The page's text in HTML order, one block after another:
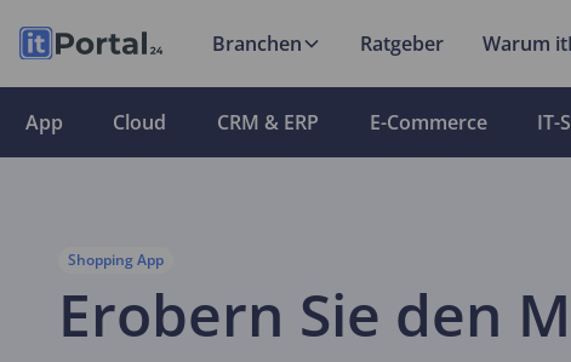
Branchen Ratgeber Warum
App Cloud CRM & ERP E-Commerce IT-
Shopping App
Erobern Sie den